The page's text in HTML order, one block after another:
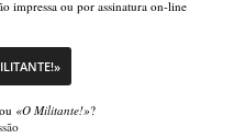
impressa ou por assinatura on-line
«O Militante!»?